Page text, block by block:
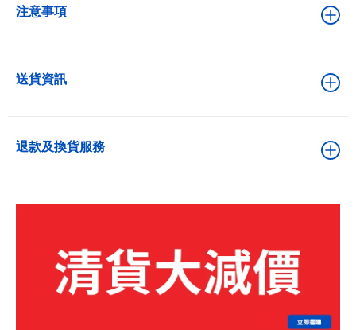
注意事項
送貨資訊
退款及換貨服務